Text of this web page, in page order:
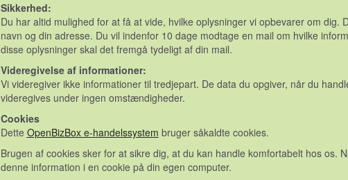
Sikkerhed:
Du har altid mulighed for at få at vide, hvilke oplysninger vi opbevarer om dig.
navn og din adresse. Du vil indenfor 10 dage modtage en mail om hvilke
disse oplysninger skal det fremgå tydeligt af din mail.
Videregivelse af informationer:
Vi videregiver ikke informationer til tredjepart. De data du opgiver, når du
videregives under ingen omstændigheder.
Cookies
Dette OpenBizBox e-handelssystem bruger såkaldte cookies.
Brugen af cookies sker for at sikre dig, at du kan handle komfortabelt hos os.
denne information i en cookie på din egen computer.